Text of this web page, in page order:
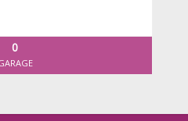
0